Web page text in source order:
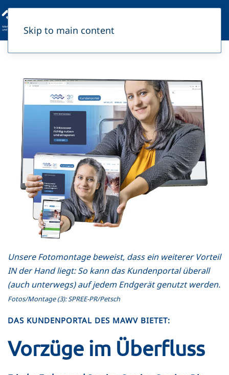
Skip to main content
Unsere Fotomontage beweist, dass ein weiterer Vorteil
IN der Hand liegt: So kann das Kundenportal überall
(auch unterwegs) auf jedem Endgerät genutzt werden.
Fotos/Montage (3): SPREE-PR/Petsch
DAS KUNDENPORTAL DES MAWV BIETET:
Vorzüge im Überfluss